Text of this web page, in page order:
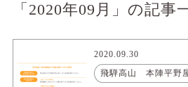
「2020年09月」の記事
2020.09.30
飛騨高山 本陣平野